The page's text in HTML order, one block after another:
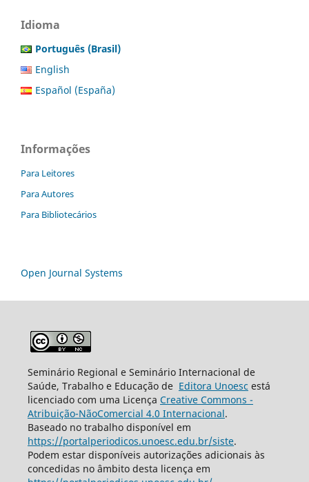
Idioma
Português (Brasil)
English
Español (España)
Informações
Para Leitores
Para Autores
Para Bibliotecários
Open Journal Systems
Seminário Regional e Seminário Internacional de
Saúde, Trabalho e Educação de Editora Unoesc está
licenciado com uma Licença Creative Commons -
Atribuição-NãoComercial 4.0 Internacional.
Baseado no trabalho disponível em
https://portalperiodicos.unoesc.edu.br/siste.
Podem estar disponíveis autorizações adicionais às
concedidas no âmbito desta licença em